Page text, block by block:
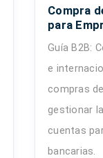
Compra
para
Guía B2B:
e
compras
gestionar
cuentas
bancarias.